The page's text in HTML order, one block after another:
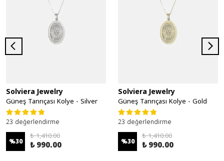
Solviera Jewelry
Güneş Tanrıçası Kolye - Silver
23 değerlendirme
%30
₺ 1,410.00
₺ 990.00
Solviera Jewelry
Güneş Tanrıçası Kolye - Gold
23 değerlendirme
%30
₺ 1,410.00
₺ 990.00